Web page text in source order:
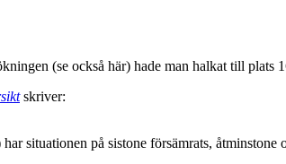
(se också här) hade man halkat till
skriver:
situationen på sistone försämrats,